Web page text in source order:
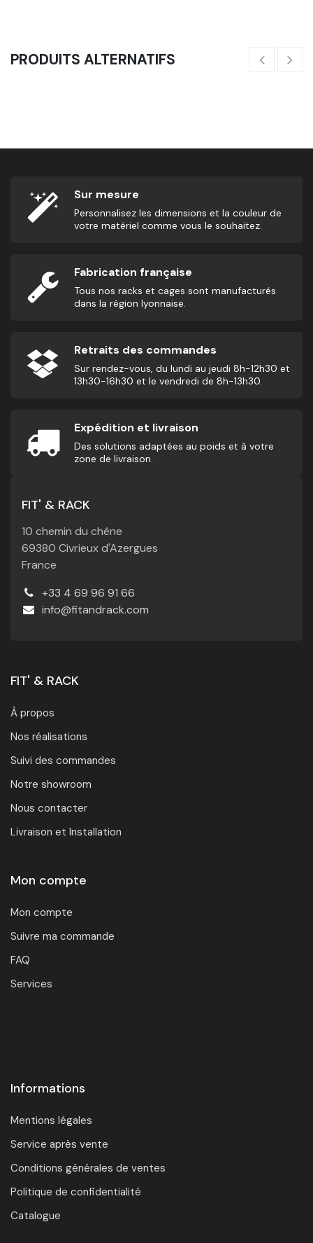
PRODUITS ALTERNATIFS
Sur mesure
Personnalisez les dimensions et la couleur de
votre matériel comme vous le souhaitez.
Fabrication française
Tous nos racks et cages sont manufacturés
dans la région lyonnaise.
Retraits des commandes
Sur rendez-vous, du lundi au jeudi 8h-12h30 et
13h30-16h30 et le vendredi de 8h-13h30.
Expédition et livraison
Des solutions adaptées au poids et à votre
zone de livraison.
FIT' & RACK
10 chemin du chêne
69380 Civrieux d'Azergues
France
+33 4 69 96 91 66
info@fitandrack.com
FIT' & RACK
À propos
Nos réalisations
Suivi des commandes
Notre showroom
Nous contacter
Livraison et Installation
Mon compte
Mon compte
Suivre ma commande
FAQ
Services
Informations
Mentions légales
Service après vente
Conditions générales de ventes
Politique de confidentialité
Catalogue